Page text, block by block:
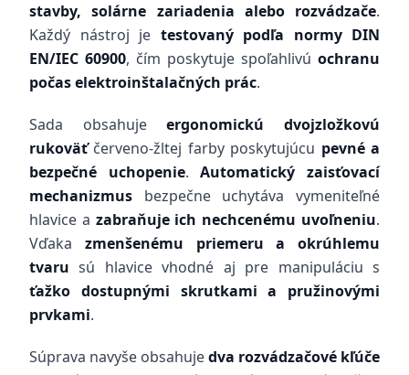
stavby, solárne zariadenia alebo rozvádzače.
Každý nástroj je testovaný podľa normy DIN
EN/IEC 60900, čím poskytuje spoľahlivú ochranu
počas elektroinštalačných prác.
Sada obsahujeergonomickú dvojzložkovú
rukoväťčerveno-žltej farby poskytujúcu pevné a
bezpečné uchopenie.Automatický zaisťovací
mechanizmus bezpečne uchytáva vymeniteľné
hlavice a zabraňuje ich nechcenému uvoľneniu.
Vďaka zmenšenému priemeru a okrúhlemu
tvaru sú hlavice vhodné aj pre manipuláciu s
ťažko dostupnými skrutkami a pružinovými
prvkami.
Súprava navyše obsahujedva rozvádzačové kľúče